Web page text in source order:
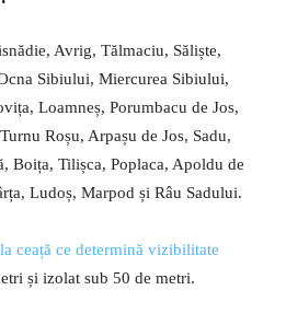
Avrig, Tălmaciu, Săliște,
Sibiului, Miercurea Sibiului,
Loamneș, Porumbacu de Jos,
Roșu, Arpașu de Jos, Sadu,
Boița, Tilișca, Poplaca, Apoldu de
Ludoș, Marpod și Râu Sadului.
ceață ce determină vizibilitate
și izolat sub 50 de metri.